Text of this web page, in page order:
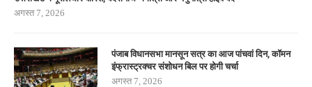
अगस्त 7, 2026
पंजाब विधानसभा मानसून सत्र का आज पांचवां दिन, कॉमन
इंफ्रास्ट्रक्चर संशोधन बिल पर होगी चर्चा
अगस्त 7, 2026